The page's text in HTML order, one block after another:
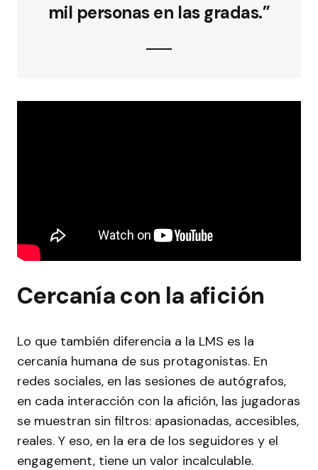
mil personas en las gradas.”
Cercanía con la afición
Lo que también diferencia a la LMS es la
cercanía humana de sus protagonistas. En
redes sociales, en las sesiones de autógrafos,
en cada interacción con la afición, las jugadoras
se muestran sin filtros: apasionadas, accesibles,
reales. Y eso, en la era de los seguidores y el
engagement, tiene un valor incalculable.